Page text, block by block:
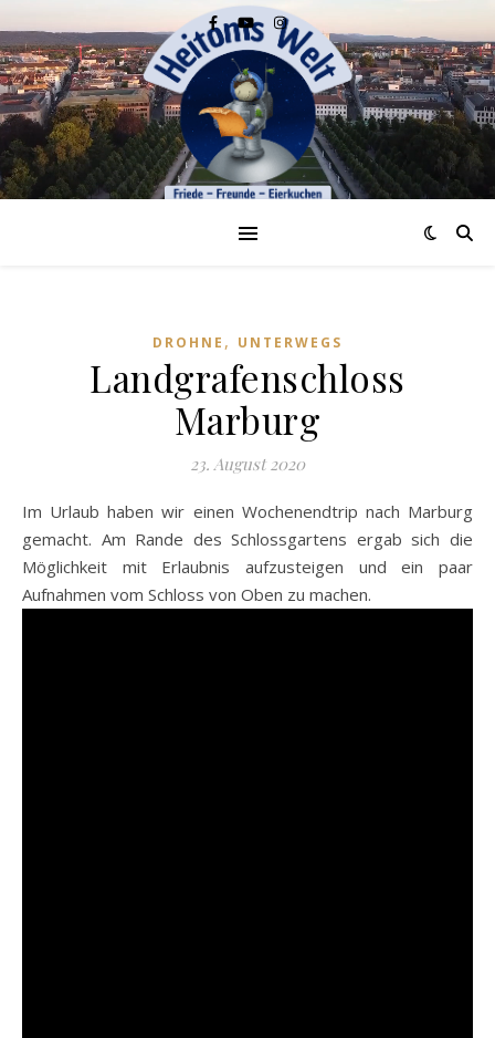
DROHNE , UNTERWEGS
Landgrafenschloss
Marburg
23. August 2020
Im Urlaub haben wir einen Wochenendtrip nach Marburg
gemacht. Am Rande des Schlossgartens ergab sich die
Möglichkeit mit Erlaubnis aufzusteigen und ein paar
Aufnahmen vom Schloss von Oben zu machen.